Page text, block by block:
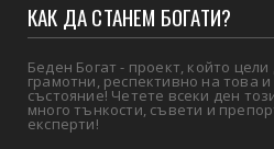
КАК ДА СТАНЕМ БОГАТИ?
Беден Богат - проект, който
грамотни, респективно на това
състояние! Четете всеки ден
много тънкости, съвети и
експерти!